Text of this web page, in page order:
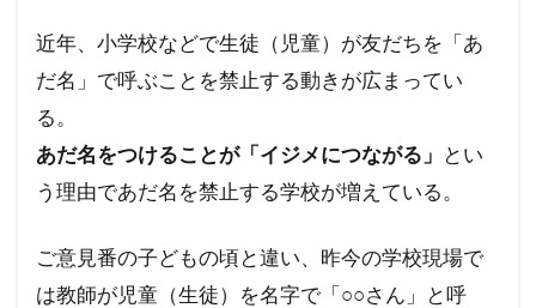
近年、小学校などで生徒（児童）が友だちを「あ
だ名」で呼ぶことを禁止する動きが広まってい
る。
あだ名をつけることが「イジメにつながる」 とい
う理由であだ名を禁止する学校が増えている。
ご意見番の子どもの頃と違い、昨今の学校現場で
は教師が児童（生徒）を名字で「○○さん」と呼